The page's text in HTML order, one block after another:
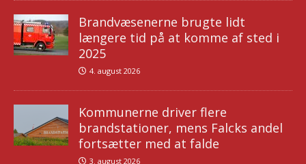
Brandvæsenerne brugte lidt
længere tid på at komme af sted i
2025
4. august 2026
Kommunerne driver flere
brandstationer, mens Falcks andel
fortsætter med at falde
3. august 2026